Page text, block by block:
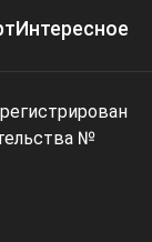
Интересное
№